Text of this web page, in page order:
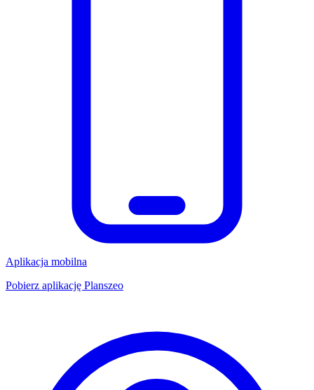
Aplikacja mobilna
Pobierz aplikację Planszeo